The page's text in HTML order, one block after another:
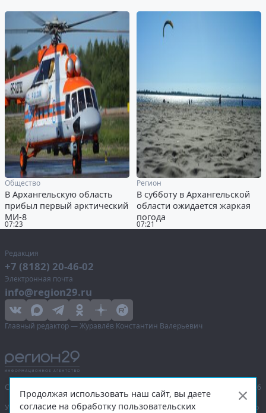
07:23
Общество
В Архангельскую область
прибыл первый арктический
МИ-8
07:21
Регион
В субботу в Архангельской
области ожидается жаркая
погода
Редакция
+7 (8182) 20-46-02
Электронная почта
info@region29.ru
Главный редактор — Журавлёв Константин Валерьевич
Сетевое издание «Информационное агентство Регион 29»,
© 2016–2026
Учредитель — общество с ограниченной ответственностью «Агентство
Продолжая использовать наш сайт, вы даете
согласие на обработку пользовательских